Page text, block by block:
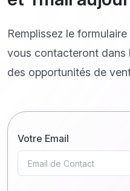
Remplissez le
vous contacteront dans
des opportunités de
Votre Email